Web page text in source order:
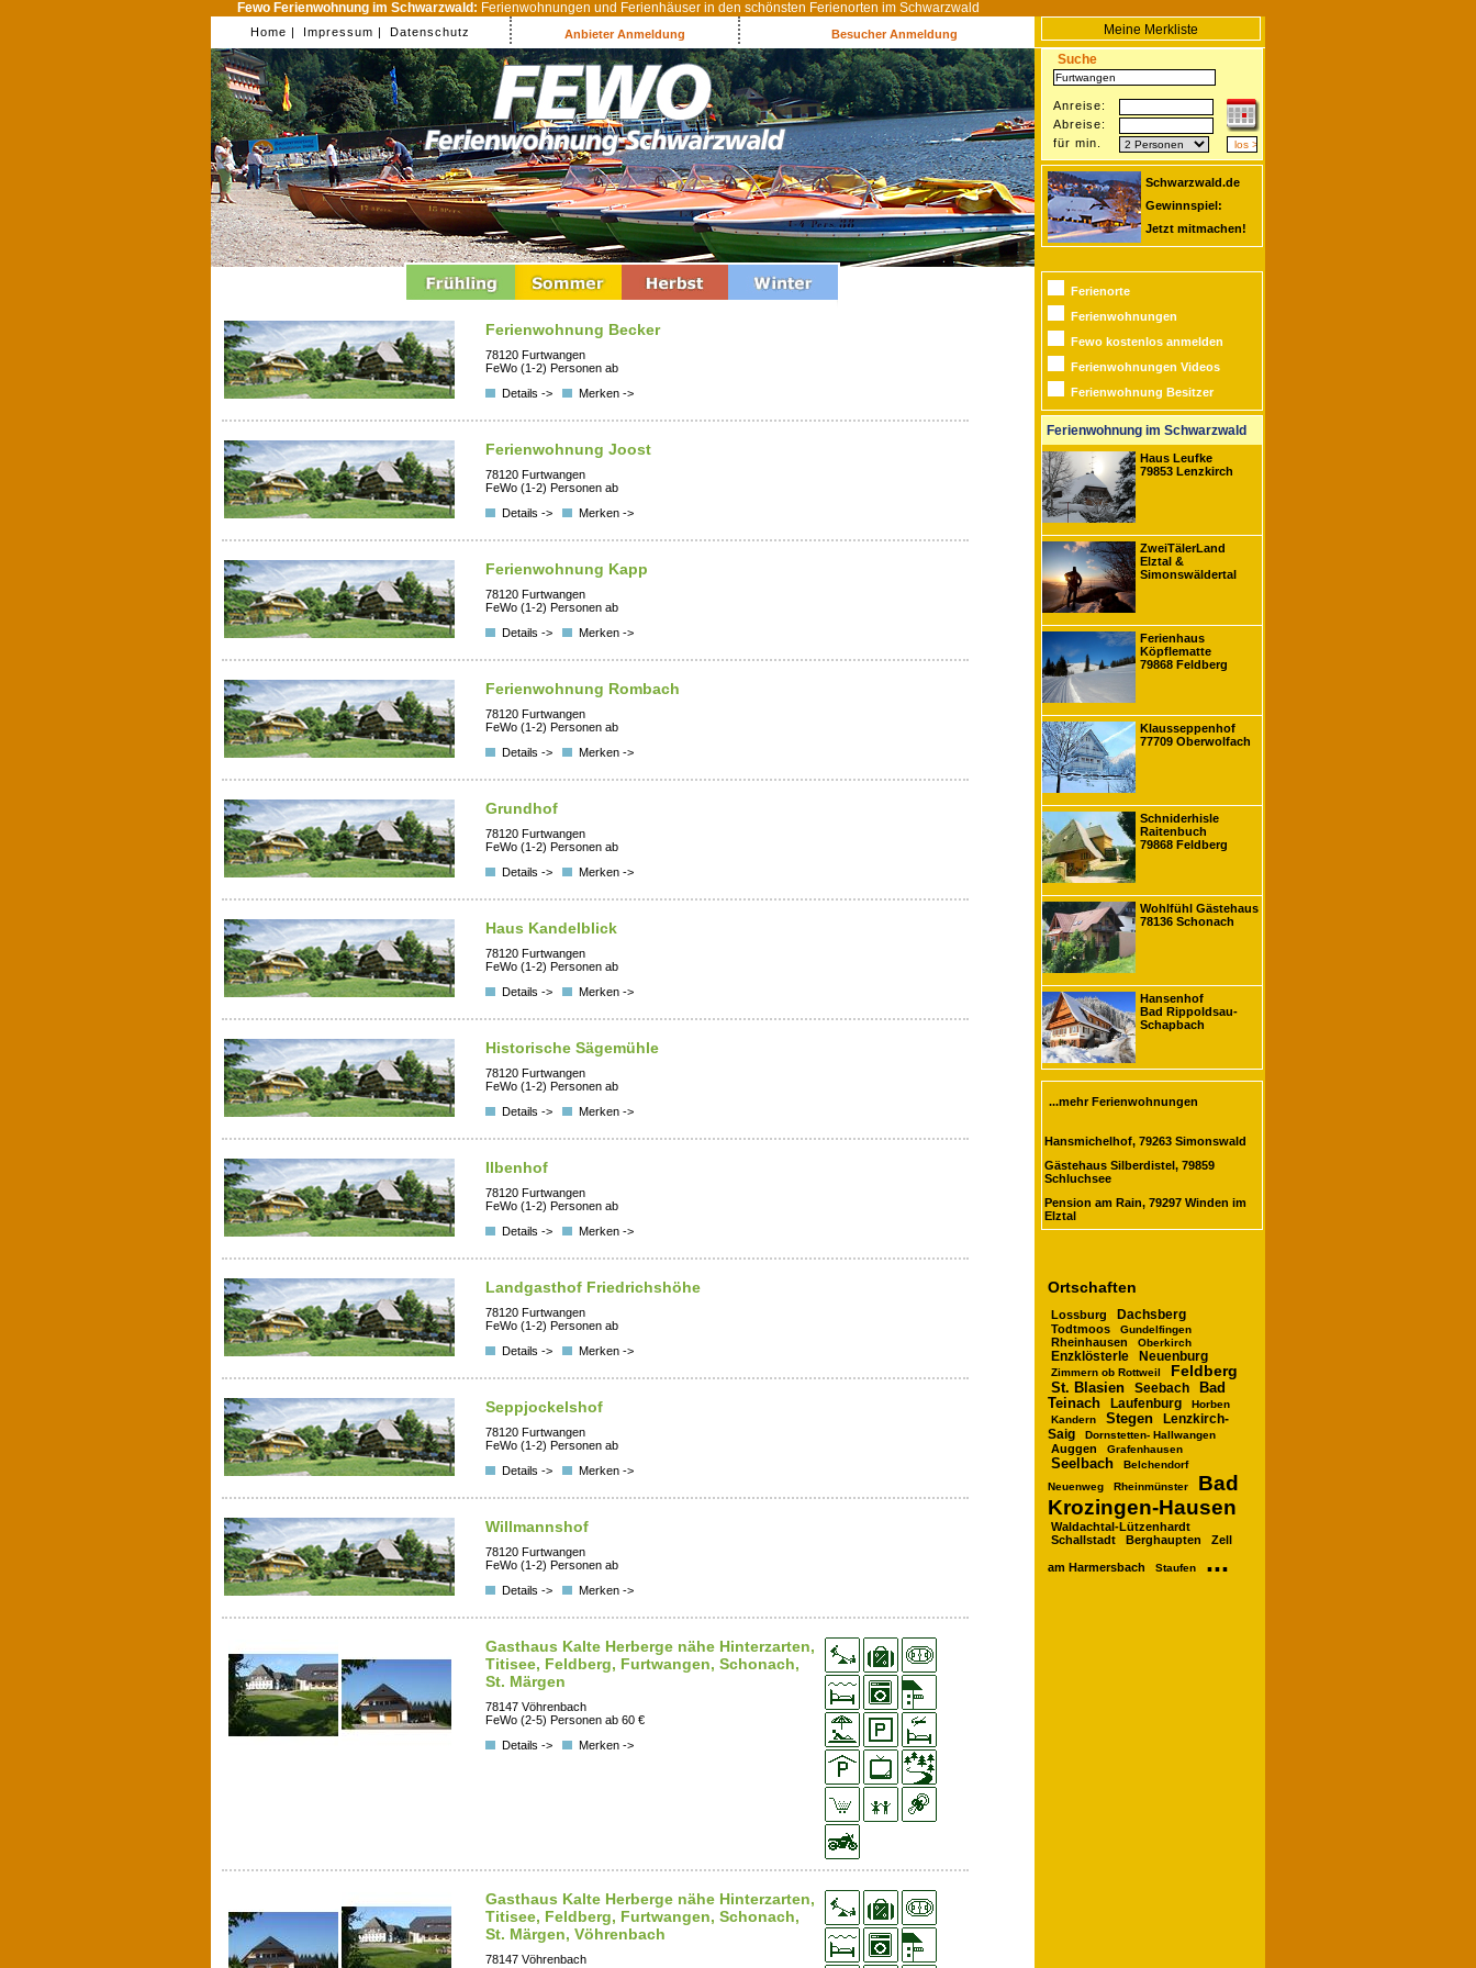
Fewo Ferienwohnung im Schwarzwald: Ferienwohnungen und Ferienhäuser in den schönsten Ferienorten im Schwarzwald
Home | Impressum | Datenschutz Anbieter Anmeldung Besucher Anmeldung
Meine Merkliste
Suche
Anreise:
Abreise:
für min.
Schwarzwald.de
Gewinnspiel:
Jetzt mitmachen!
Ferienwohnung Becker
78120 Furtwangen
FeWo (1-2) Personen ab
Details ->
Merken ->
Ferienwohnung Joost
78120 Furtwangen
FeWo (1-2) Personen ab
Details ->
Merken ->
Ferienwohnung Kapp
78120 Furtwangen
FeWo (1-2) Personen ab
Details ->
Merken ->
Ferienwohnung Rombach
78120 Furtwangen
FeWo (1-2) Personen ab
Details ->
Merken ->
Grundhof
78120 Furtwangen
FeWo (1-2) Personen ab
Details ->
Merken ->
Haus Kandelblick
78120 Furtwangen
FeWo (1-2) Personen ab
Details ->
Merken ->
Historische Sägemühle
78120 Furtwangen
FeWo (1-2) Personen ab
Details ->
Merken ->
Ilbenhof
78120 Furtwangen
FeWo (1-2) Personen ab
Details ->
Merken ->
Landgasthof Friedrichshöhe
78120 Furtwangen
FeWo (1-2) Personen ab
Details ->
Merken ->
Seppjockelshof
78120 Furtwangen
FeWo (1-2) Personen ab
Details ->
Merken ->
Willmannshof
78120 Furtwangen
FeWo (1-2) Personen ab
Details ->
Merken ->
Gasthaus Kalte Herberge nähe Hinterzarten,
Titisee, Feldberg, Furtwangen, Schonach,
St. Märgen
78147 Vöhrenbach
FeWo (2-5) Personen ab 60 €
Details ->
Merken ->
Gasthaus Kalte Herberge nähe Hinterzarten,
Titisee, Feldberg, Furtwangen, Schonach,
St. Märgen, Vöhrenbach
78147 Vöhrenbach
Ferienorte
Ferienwohnungen
Fewo kostenlos anmelden
Ferienwohnungen Videos
Ferienwohnung Besitzer
Ferienwohnung im Schwarzwald
Haus Leufke
79853 Lenzkirch
ZweiTälerLand
Elztal &
Simonswäldertal
Ferienhaus
Köpflematte
79868 Feldberg
Klausseppenhof
77709 Oberwolfach
Schniderhisle
Raitenbuch
79868 Feldberg
Wohlfühl Gästehaus
78136 Schonach
Hansenhof
Bad Rippoldsau-
Schapbach
...mehr Ferienwohnungen
Hansmichelhof, 79263 Simonswald
Gästehaus Silberdistel, 79859
Schluchsee
Pension am Rain, 79297 Winden im
Elztal
Ortschaften
Lossburg Dachsberg
Todtmoos Gundelfingen
Rheinhausen Oberkirch
Enzklösterle Neuenburg
Zimmern ob Rottweil
Feldberg
St. Blasien
Seebach
Bad
Teinach
Laufenburg
Horben
Kandern
Stegen
Lenzkirch-
Saig
Dornstetten- Hallwangen
Auggen Grafenhausen
Seelbach
Belchendorf
Neuenweg
Rheinmünster
Bad
Krozingen-Hausen
Waldachtal-Lützenhardt
Schallstadt
Berghaupten Zell
am Harmersbach Staufen ...